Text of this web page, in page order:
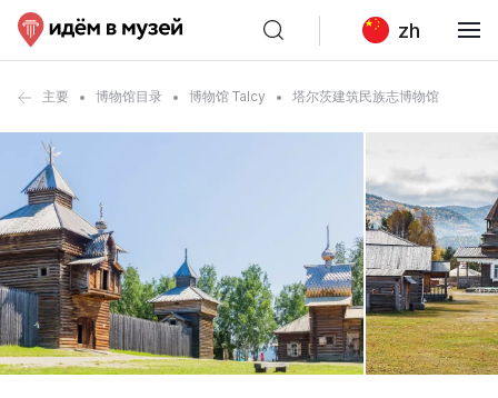
zh
主要 博物馆目录 博物馆 Talcy 塔尔茨建筑民族志博物馆